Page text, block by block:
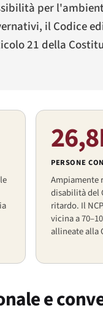
per
il Codice
21 della
PERSONE
Ampiamente
disabilità del
ritardo. Il
vicina a
allineate alla
e